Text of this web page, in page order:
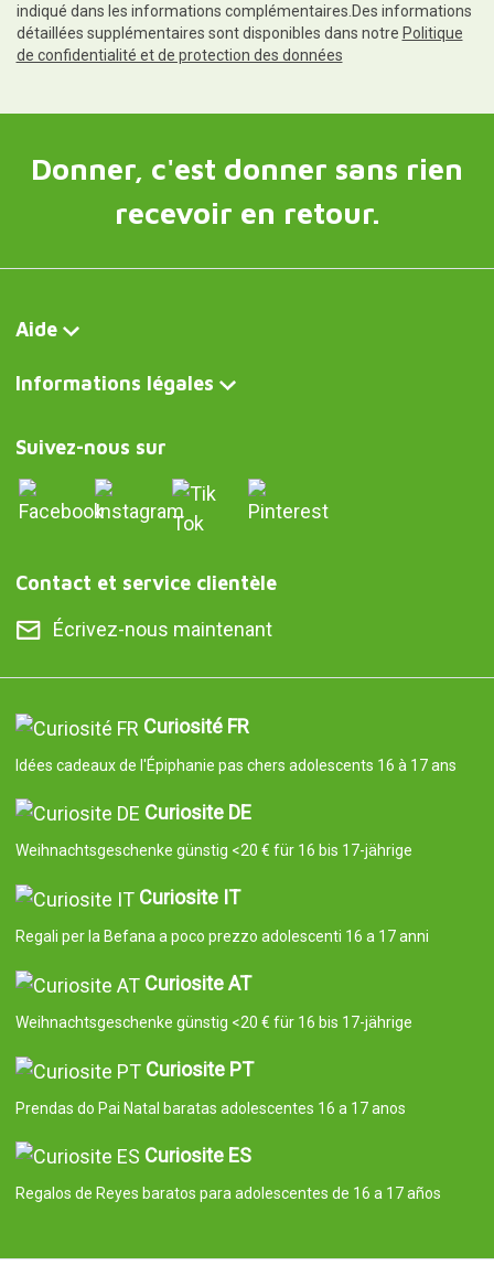
indiqué dans les informations complémentaires.Des informations
détaillées supplémentaires sont disponibles dans notre Politique
de confidentialité et de protection des données
Donner, c'est donner sans rien
recevoir en retour.
Aide
Informations légales
Suivez-nous sur
Contact et service clientèle
Écrivez-nous maintenant
Curiosité FR
Idées cadeaux de l'Épiphanie pas chers adolescents 16 à 17 ans
Curiosite DE
Weihnachtsgeschenke günstig <20 € für 16 bis 17-jährige
Curiosite IT
Regali per la Befana a poco prezzo adolescenti 16 a 17 anni
Curiosite AT
Weihnachtsgeschenke günstig <20 € für 16 bis 17-jährige
Curiosite PT
Prendas do Pai Natal baratas adolescentes 16 a 17 anos
Curiosite ES
Regalos de Reyes baratos para adolescentes de 16 a 17 años